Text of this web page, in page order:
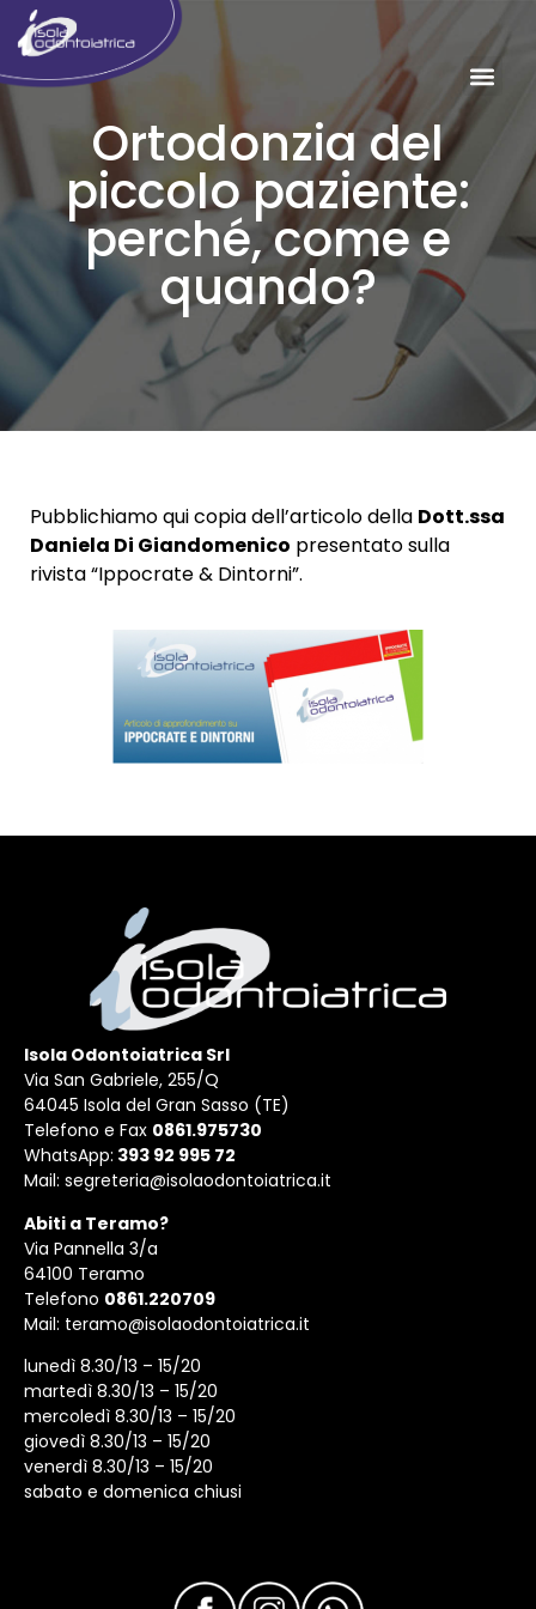
Ortodonzia del
piccolo paziente:
perché, come e
quando?
Pubblichiamo qui copia dell’articolo della Dott.ssa
Daniela Di Giandomenico presentato sulla
rivista “Ippocrate & Dintorni”.
Isola Odontoiatrica Srl
Via San Gabriele, 255/Q
64045 Isola del Gran Sasso (TE)
Telefono e Fax 0861.975730
WhatsApp: 393 92 995 72
Mail: segreteria@isolaodontoiatrica.it
Abiti a Teramo?
Via Pannella 3/a
64100 Teramo
Telefono 0861.220709
Mail: teramo@isolaodontoiatrica.it
lunedì 8.30/13 – 15/20
martedì 8.30/13 – 15/20
mercoledì 8.30/13 – 15/20
giovedì 8.30/13 – 15/20
venerdì 8.30/13 – 15/20
sabato e domenica chiusi